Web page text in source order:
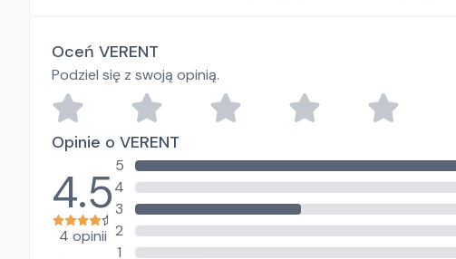
Oceń VERENT
Podziel się z swoją opinią.
Opinie o VERENT
4.5
4 opinii
5
4
3
2
1